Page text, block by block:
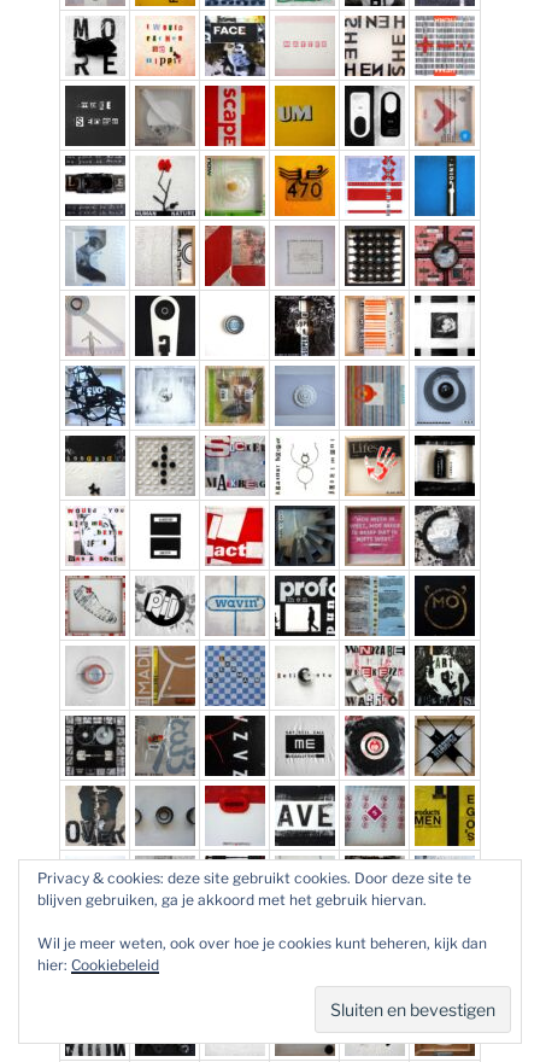
Privacy & cookies: deze site gebruikt cookies. Door deze site te
blijven gebruiken, ga je akkoord met het gebruik hiervan.
Wil je meer weten, ook over hoe je cookies kunt beheren, kijk dan
hier: Cookiebeleid